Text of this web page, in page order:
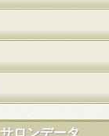
サロンデータ